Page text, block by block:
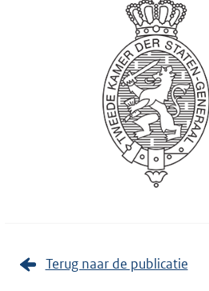
Terug naar de publicatie